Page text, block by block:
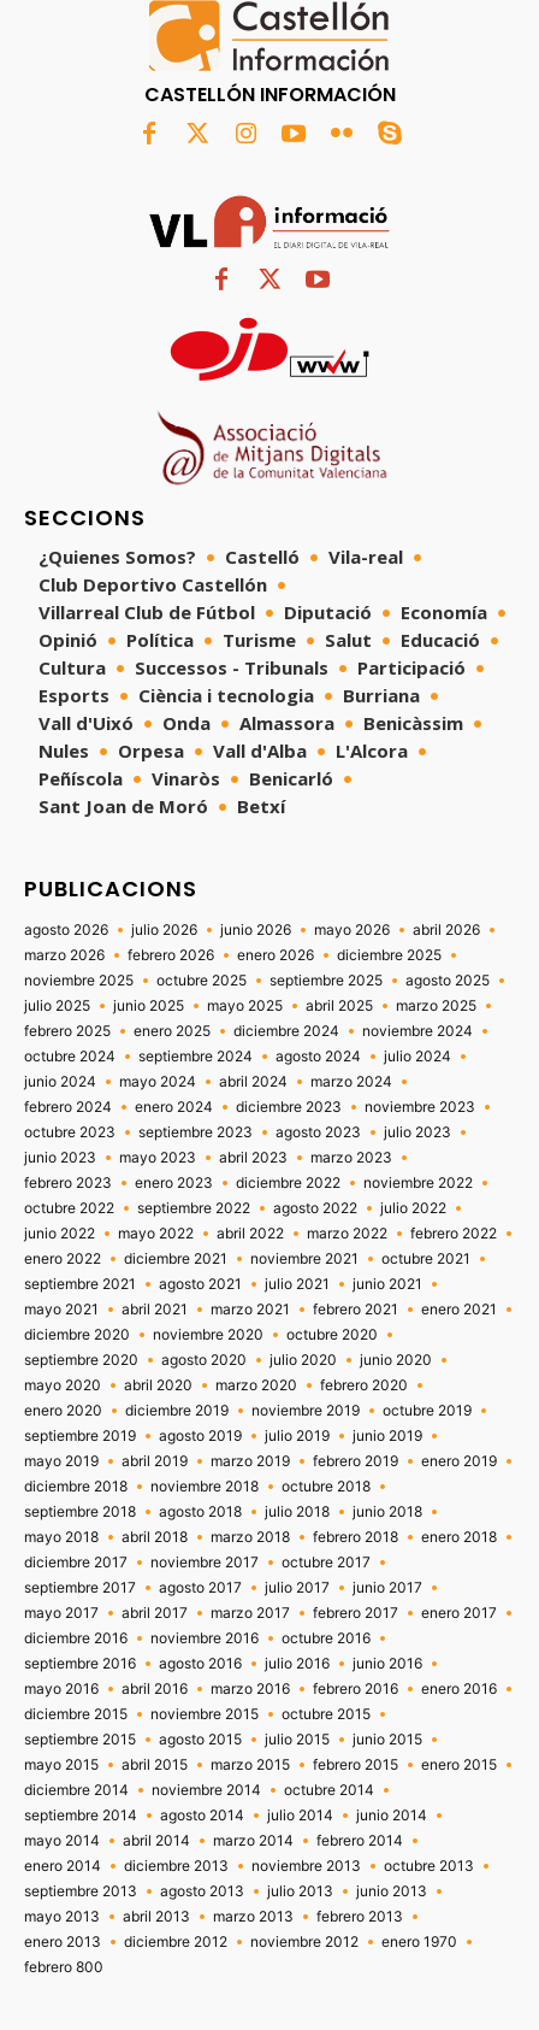
CASTELLÓN INFORMACIÓN
SECCIONS
¿Quienes Somos? Castelló
Vila-real
Club Deportivo Castellón
Villarreal Club de Fútbol
Diputació
Economía
Opinió
Política Turisme Salut
Educació
Cultura
Successos - Tribunals
Participació
Esports
Ciència i tecnologia
Burriana
Vall d'Uixó
Onda Almassora
Benicàssim
Nules
Orpesa Vall d'Alba
L'Alcora
Peñíscola
Vinaròs
Benicarló
Sant Joan de Moró
Betxí
PUBLICACIONS
agosto 2026 julio 2026 junio 2026 mayo 2026
abril 2026
marzo 2026
febrero 2026 enero 2026
diciembre 2025
noviembre 2025
octubre 2025 septiembre 2025
agosto 2025
julio 2025
junio 2025 mayo 2025 abril 2025
marzo 2025
febrero 2025
enero 2025 diciembre 2024
noviembre 2024
octubre 2024
septiembre 2024 agosto 2024
julio 2024
junio 2024
mayo 2024 abril 2024
marzo 2024
febrero 2024
enero 2024 diciembre 2023
noviembre 2023
octubre 2023
septiembre 2023 agosto 2023
julio 2023
junio 2023
mayo 2023 abril 2023
marzo 2023
febrero 2023
enero 2023 diciembre 2022
noviembre 2022
octubre 2022
septiembre 2022 agosto 2022
julio 2022
junio 2022
mayo 2022 abril 2022 marzo 2022
febrero 2022
enero 2022
diciembre 2021 noviembre 2021
octubre 2021
septiembre 2021
agosto 2021 julio 2021
junio 2021
mayo 2021
abril 2021 marzo 2021 febrero 2021
enero 2021
diciembre 2020
noviembre 2020
octubre 2020
septiembre 2020
agosto 2020 julio 2020
junio 2020
mayo 2020
abril 2020 marzo 2020
febrero 2020
enero 2020
diciembre 2019 noviembre 2019
octubre 2019
septiembre 2019
agosto 2019 julio 2019
junio 2019
mayo 2019
abril 2019 marzo 2019 febrero 2019
enero 2019
diciembre 2018
noviembre 2018
octubre 2018
septiembre 2018
agosto 2018 julio 2018
junio 2018
mayo 2018
abril 2018 marzo 2018 febrero 2018
enero 2018
diciembre 2017
noviembre 2017
octubre 2017
septiembre 2017
agosto 2017 julio 2017
junio 2017
mayo 2017
abril 2017 marzo 2017 febrero 2017
enero 2017
diciembre 2016
noviembre 2016
octubre 2016
septiembre 2016
agosto 2016 julio 2016
junio 2016
mayo 2016
abril 2016 marzo 2016 febrero 2016
enero 2016
diciembre 2015
noviembre 2015
octubre 2015
septiembre 2015
agosto 2015 julio 2015
junio 2015
mayo 2015
abril 2015 marzo 2015 febrero 2015
enero 2015
diciembre 2014
noviembre 2014
octubre 2014
septiembre 2014
agosto 2014 julio 2014
junio 2014
mayo 2014
abril 2014 marzo 2014
febrero 2014
enero 2014
diciembre 2013 noviembre 2013
octubre 2013
septiembre 2013
agosto 2013 julio 2013
junio 2013
mayo 2013
abril 2013 marzo 2013
febrero 2013
enero 2013
diciembre 2012 noviembre 2012
enero 1970
febrero 800